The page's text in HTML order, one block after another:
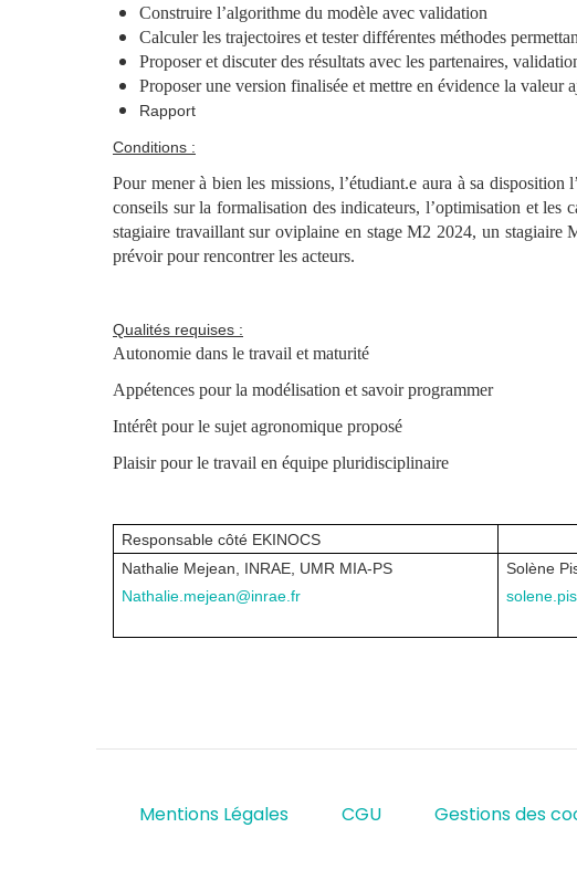
Construire l’algorithme du modèle avec validation
Calculer les trajectoires et tester différentes méthodes
Proposer et discuter des résultats avec les partenaires,
Proposer une version finalisée et mettre en évidence la valeur
Rapport
Conditions :
Pour mener à bien les missions, l’étudiant.e aura à sa
conseils sur la formalisation des indicateurs, l’optimisation et les
stagiaire travaillant sur oviplaine en stage M2 2024, un stagiaire
prévoir pour rencontrer les acteurs.
Qualités requises :
Autonomie dans le travail et maturité
Appétences pour la modélisation et savoir programmer
Intérêt pour le sujet agronomique proposé
Plaisir pour le travail en équipe pluridisciplinaire
Responsable côté EKINOCS
Nathalie Mejean, INRAE, UMR MIA-PS
Nathalie.mejean@inrae.fr
Solène
Mentions Légales CGU Gestions des